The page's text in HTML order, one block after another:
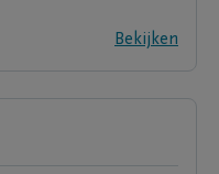
Bekijken